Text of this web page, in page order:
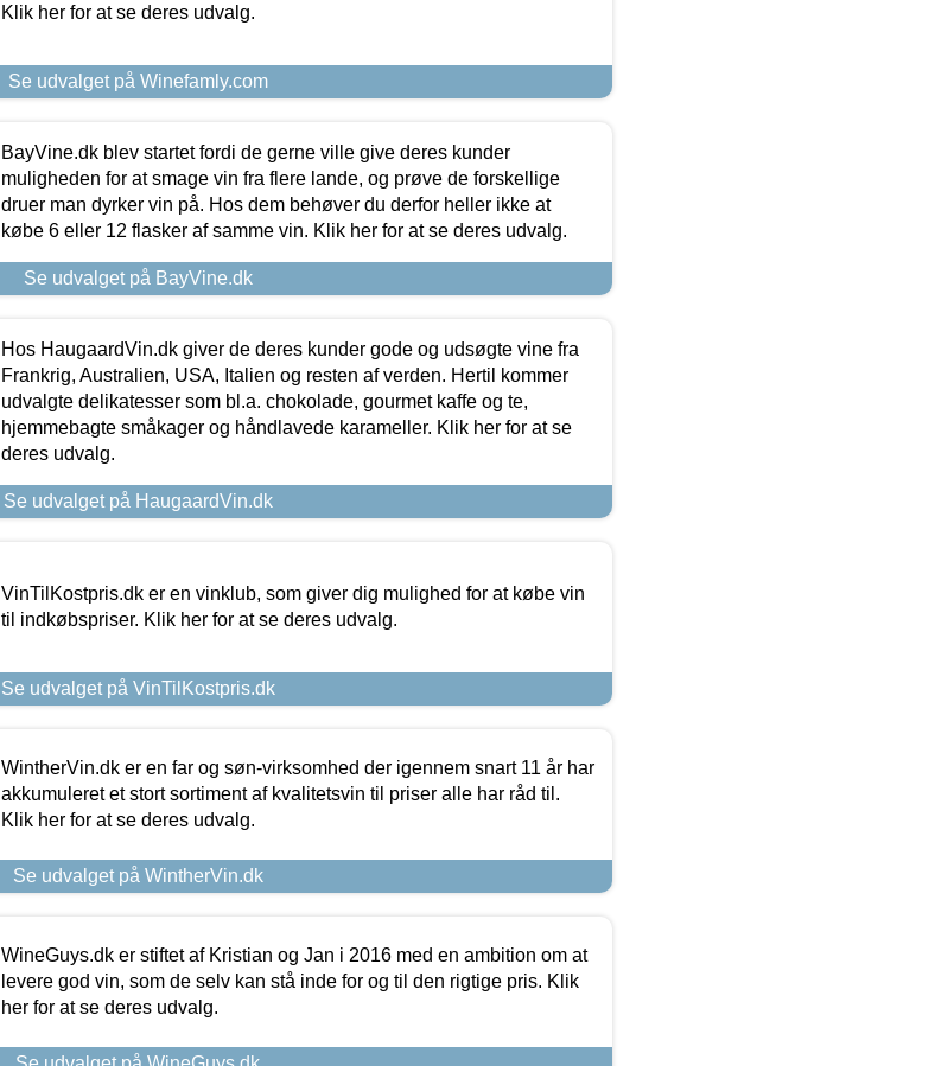
Klik her for at se deres udvalg.
Se udvalget på Winefamly.com
BayVine.dk blev startet fordi de gerne ville give deres kunder
muligheden for at smage vin fra flere lande, og prøve de forskellige
druer man dyrker vin på. Hos dem behøver du derfor heller ikke at
købe 6 eller 12 flasker af samme vin. Klik her for at se deres udvalg.
Se udvalget på BayVine.dk
Hos HaugaardVin.dk giver de deres kunder gode og udsøgte vine fra
Frankrig, Australien, USA, Italien og resten af verden. Hertil kommer
udvalgte delikatesser som bl.a. chokolade, gourmet kaffe og te,
hjemmebagte småkager og håndlavede karameller. Klik her for at se
deres udvalg.
Se udvalget på HaugaardVin.dk
VinTilKostpris.dk er en vinklub, som giver dig mulighed for at købe vin
til indkøbspriser. Klik her for at se deres udvalg.
Se udvalget på VinTilKostpris.dk
WintherVin.dk er en far og søn-virksomhed der igennem snart 11 år har
akkumuleret et stort sortiment af kvalitetsvin til priser alle har råd til.
Klik her for at se deres udvalg.
Se udvalget på WintherVin.dk
WineGuys.dk er stiftet af Kristian og Jan i 2016 med en ambition om at
levere god vin, som de selv kan stå inde for og til den rigtige pris. Klik
her for at se deres udvalg.